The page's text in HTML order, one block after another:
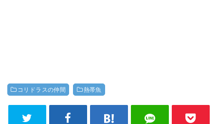
コリドラスの仲間 熱帯魚